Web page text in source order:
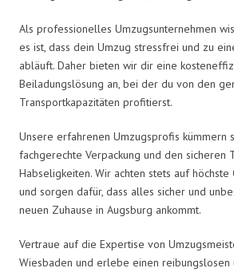
Als professionelles Umzugsunternehmen
es ist, dass dein Umzug stressfrei und zu
abläuft. Daher bieten wir dir eine
Beiladungslösung an, bei der du von den
Transportkapazitäten profitierst.
Unsere erfahrenen Umzugsprofis kümmern
fachgerechte Verpackung und den sicheren
Habseligkeiten. Wir achten stets auf höchste
und sorgen dafür, dass alles sicher und
neuen Zuhause in Augsburg ankommt.
Vertraue auf die Expertise von
Wiesbaden und erlebe einen reibungslosen